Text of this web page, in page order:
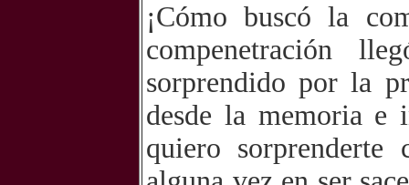
¡Cómo buscó la
compenetración
sorprendido por la
desde la memoria e
quiero sorprenderte